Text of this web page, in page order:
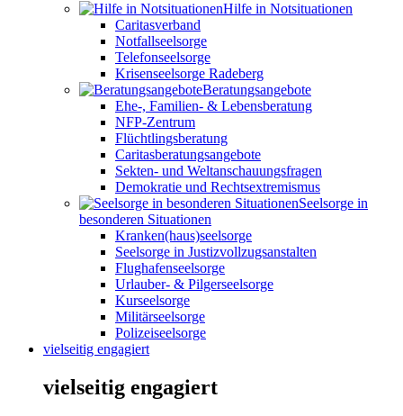
Hilfe in Notsituationen
Caritasverband
Notfallseelsorge
Telefonseelsorge
Krisenseelsorge Radeberg
Beratungsangebote
Ehe-, Familien- & Lebensberatung
NFP-Zentrum
Flüchtlingsberatung
Caritasberatungsangebote
Sekten- und Weltanschauungsfragen
Demokratie und Rechtsextremismus
Seelsorge in
besonderen Situationen
Kranken(haus)seelsorge
Seelsorge in Justizvollzugsanstalten
Flughafenseelsorge
Urlauber- & Pilgerseelsorge
Kurseelsorge
Militärseelsorge
Polizeiseelsorge
vielseitig engagiert
vielseitig engagiert